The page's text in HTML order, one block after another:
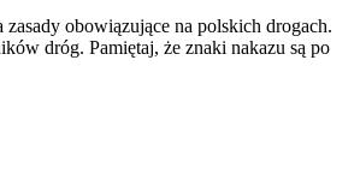
obowiązujące na polskich drogach.
dróg. ⁣Pamiętaj, że ‌znaki nakazu są po